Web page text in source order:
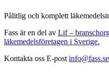
Pålitlig och komplett
Fass är en del av Lif –
läkemedelsföretagen i Sverige.
Kontakta oss E-post info@fass.se